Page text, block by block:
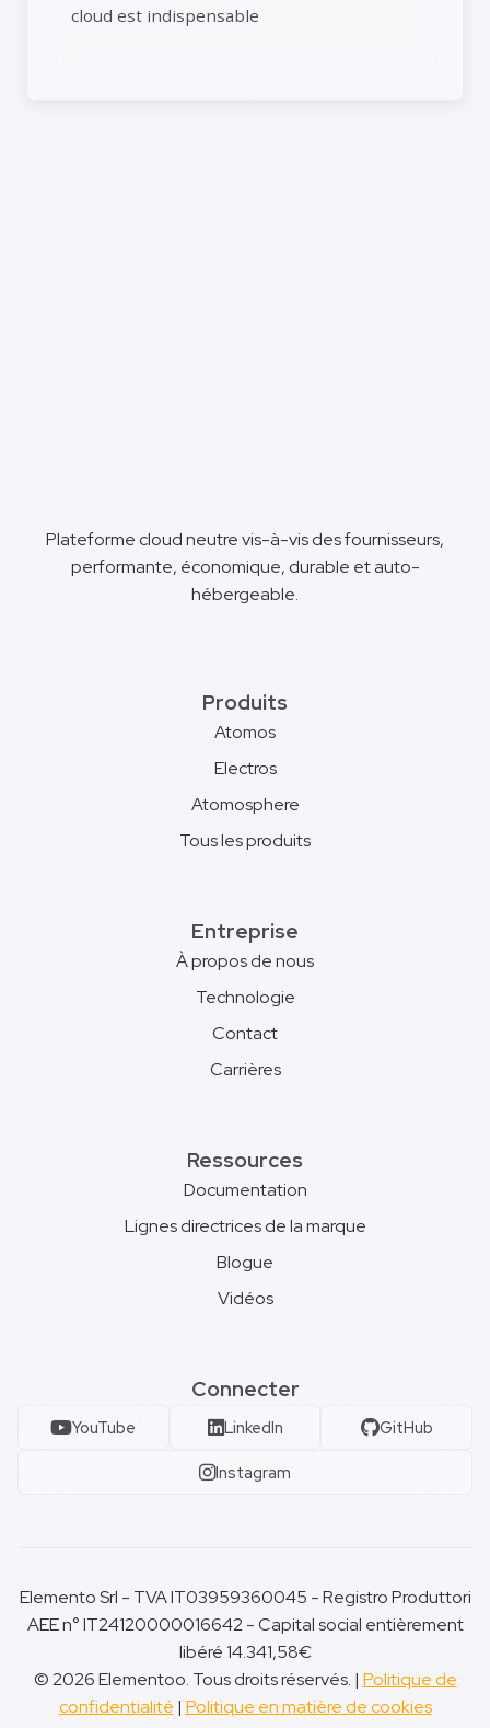
cloud est indispensable
Plateforme cloud neutre vis-à-vis des fournisseurs,
performante, économique, durable et auto-
hébergeable.
Produits
Atomos
Electros
Atomosphere
Tous les produits
Entreprise
À propos de nous
Technologie
Contact
Carrières
Ressources
Documentation
Lignes directrices de la marque
Blogue
Vidéos
Connecter
YouTube LinkedIn GitHub
Instagram
Elemento Srl - TVA IT03959360045 - Registro Produttori
AEE n° IT24120000016642 - Capital social entièrement
libéré 14.341,58€
© 2026 Elementoo. Tous droits réservés. | Politique de
confidentialité | Politique en matière de cookies